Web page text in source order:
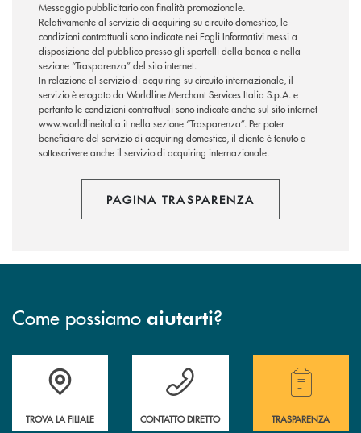
Messaggio pubblicitario con finalità promozionale.
Relativamente al servizio di acquiring su circuito domestico, le
condizioni contrattuali sono indicate nei Fogli Informativi messi a
disposizione del pubblico presso gli sportelli della banca e nella
sezione “Trasparenza” del sito internet.
In relazione al servizio di acquiring su circuito internazionale, il
servizio è erogato da Worldline Merchant Services Italia S.p.A. e
pertanto le condizioni contrattuali sono indicate anche sul sito internet
www.worldlineitalia.it nella sezione “Trasparenza”. Per poter
beneficiare del servizio di acquiring domestico, il cliente è tenuto a
sottoscrivere anche il servizio di acquiring internazionale.
PAGINA TRASPARENZA
Come possiamo aiutarti?
Accedi all' elenco completo delle filiali.
TROVA LA FILIALE
Hai bisogno di assistenza immediata?
CONTATTO DIRETTO
Hai bisogno di
TRASPARENZA